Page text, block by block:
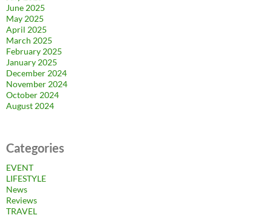
June 2025
May 2025
April 2025
March 2025
February 2025
January 2025
December 2024
November 2024
October 2024
August 2024
Categories
EVENT
LIFESTYLE
News
Reviews
TRAVEL